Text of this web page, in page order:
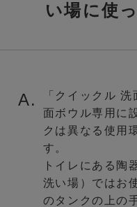
い場に使
A.
「クイックル
面ボウル専用に
クは異なる使用
す。
トイレにある陶
洗い場）ではお
のタンクの上の